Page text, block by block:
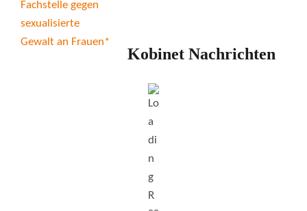
Kobinet Nachrichten